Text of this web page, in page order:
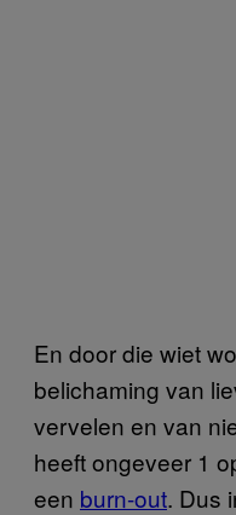
En door die wiet
belichaming van
vervelen en van
heeft ongeveer 1
een burn-out. Dus